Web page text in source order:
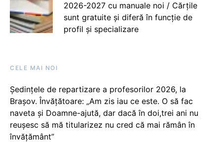
2026-2027 cu manuale noi / Cărțile
sunt gratuite și diferă în funcție de
profil și specializare
CELE MAI NOI
Ședințele de repartizare a profesorilor 2026, la
Brașov. Învățătoare: „Am zis iau ce este. O să fac
naveta și Doamne-ajută, dar dacă în doi,trei ani nu
reușesc să mă titularizez nu cred că mai rămân în
învățământ”